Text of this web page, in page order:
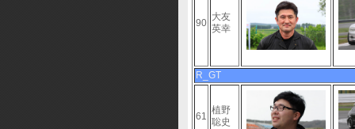
90
大友
英幸
R_GT
61
植野
聡史